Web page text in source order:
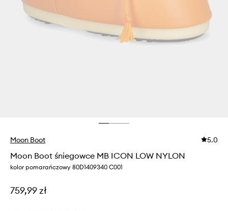
Moon Boot 5.0
Moon Boot śniegowce MB ICON LOW NYLON
kolor pomarańczowy 80D1409340 C001
759,99 zł